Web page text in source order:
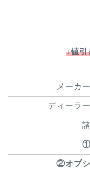
↓値引
メーカ
ディーラ
①
②オプ